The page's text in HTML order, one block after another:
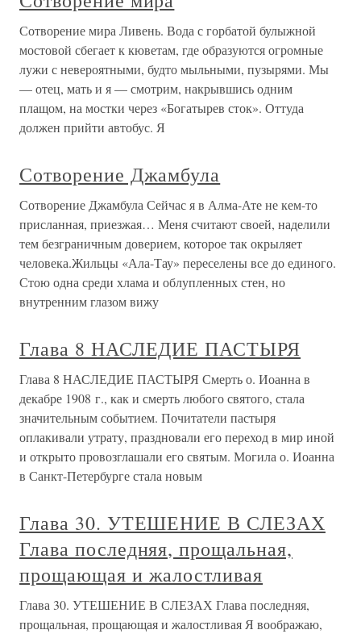
Сотворение мира Ливень. Вода с горбатой булыжной
мостовой сбегает к кюветам, где образуются огромные
лужи с невероятными, будто мыльными, пузырями. Мы
— отец, мать и я — смотрим, накрывшись одним
плащом, на мостки через «Богатырев сток». Оттуда
должен прийти автобус. Я
Сотворение Джамбула
Сотворение Джамбула Сейчас я в Алма-Ате не кем-то
присланная, приезжая… Меня считают своей, наделили
тем безграничным доверием, которое так окрыляет
человека.Жильцы «Ала-Тау» переселены все до единого.
Стою одна среди хлама и облупленных стен, но
внутренним глазом вижу
Глава 8 НАСЛЕДИЕ ПАСТЫРЯ
Глава 8 НАСЛЕДИЕ ПАСТЫРЯ Смерть о. Иоанна в
декабре 1908 г., как и смерть любого святого, стала
значительным событием. Почитатели пастыря
оплакивали утрату, праздновали его переход в мир иной
и открыто провозглашали его святым. Могила о. Иоанна
в Санкт-Петербурге стала новым
Глава 30. УТЕШЕНИЕ В СЛЕЗАХ
Глава последняя, прощальная,
прощающая и жалостливая
Глава 30. УТЕШЕНИЕ В СЛЕЗАХ Глава последняя,
прощальная, прощающая и жалостливая Я воображаю,